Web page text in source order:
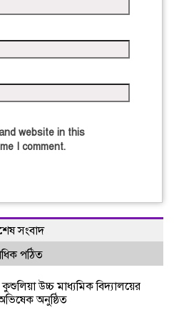
website in this
I comment.
সংবাদ
পঠিত
কুশুলিয়া উচ্চ মাধ্যমিক বিদ্যালয়ের
অনুষ্ঠিত